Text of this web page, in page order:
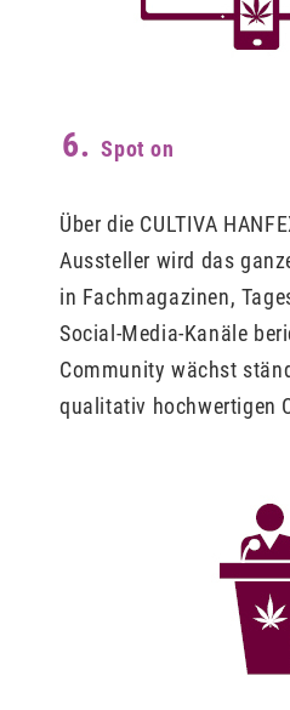
6. Spot on
Über die CULTIVA
Aussteller wird das
in Fachmagazinen,
Social-Media-Kanäle
Community wächst
qualitativ hochwertigen